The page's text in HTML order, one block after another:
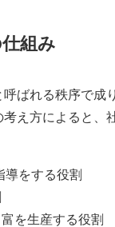
組み
ばれる秩序で成
え方によると、
導をする役割
を生産する役割